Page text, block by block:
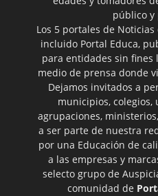
público y
Los 5 portales de Noticias
incluido Portal Educa,
para entidades sin fines
medio de prensa donde
Dejamos invitados a
municipios, colegios,
agrupaciones,
a ser parte de nuestra
por una Educación de
a las empresas y
selecto grupo de
comunidad de